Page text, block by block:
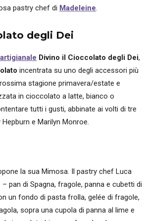
pastry chef di Madeleine.
degli Dei
Divino il Cioccolato degli Dei,
incentrata su uno degli accessori più
stagione primavera/estate e
in cioccolato a latte, bianco o
tutti i gusti, abbinate ai volti di tre
e Marilyn Monroe.
la sua Mimosa. Il pastry chef Luca
pan di Spagna, fragole, panna e cubetti di
un fondo di pasta frolla, gelée di fragole,
sopra una cupola di panna al lime e